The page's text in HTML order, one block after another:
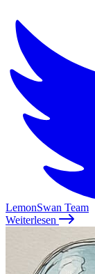
LemonSwan Team
Weiterlesen